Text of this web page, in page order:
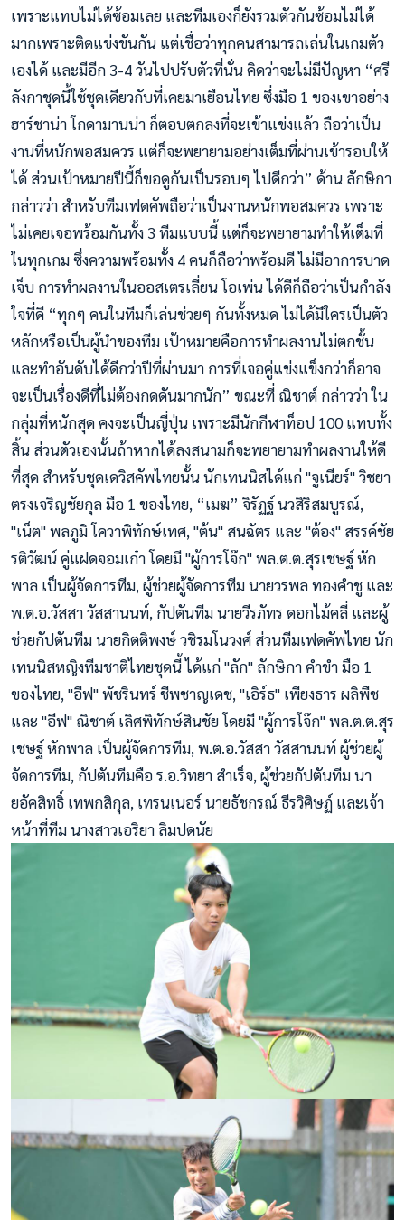
เพราะแทบไม่ได้ซ้อมเลย และทีมเองก็ยังรวมตัวกันซ้อมไม่ได้
มากเพราะติดแข่งขันกัน แต่เชื่อว่าทุกคนสามารถเล่นในเกมตัว
เองได้ และมีอีก 3-4 วันไปปรับตัวที่นั่น คิดว่าจะไม่มีปัญหา “ศรี
ลังกาชุดนี้ใช้ชุดเดียวกับที่เคยมาเยือนไทย ซึ่งมือ 1 ของเขาอย่าง
ฮาร์ชาน่า โกดามานน่า ก็ตอบตกลงที่จะเข้าแข่งแล้ว ถือว่าเป็น
งานที่หนักพอสมควร แต่ก็จะพยายามอย่างเต็มที่ผ่านเข้ารอบให้
ได้ ส่วนเป้าหมายปีนี้ก็ขอดูกันเป็นรอบๆ ไปดีกว่า” ด้าน ลักษิกา
กล่าวว่า สำหรับทีมเฟดคัพถือว่าเป็นงานหนักพอสมควร เพราะ
ไม่เคยเจอพร้อมกันทั้ง 3 ทีมแบบนี้ แต่ก็จะพยายามทำให้เต็มที่
ในทุกเกม ซึ่งความพร้อมทั้ง 4 คนก็ถือว่าพร้อมดี ไม่มีอาการบาด
เจ็บ การทำผลงานในออสเตรเลี่ยน โอเพ่น ได้ดีก็ถือว่าเป็นกำลัง
ใจที่ดี “ทุกๆ คนในทีมก็เล่นช่วยๆ กันทั้งหมด ไม่ได้มีใครเป็นตัว
หลักหรือเป็นผู้นำของทีม เป้าหมายคือการทำผลงานไม่ตกชั้น
และทำอันดับได้ดีกว่าปีที่ผ่านมา การที่เจอคู่แข่งแข็งกว่าก็อาจ
จะเป็นเรื่องดีที่ไม่ต้องกดดันมากนัก” ขณะที่ ณิชาต์ กล่าวว่า ใน
กลุ่มที่หนักสุด คงจะเป็นญี่ปุ่น เพราะมีนักกีฬาท็อป 100 แทบทั้ง
สิ้น ส่วนตัวเองนั้นถ้าหากได้ลงสนามก็จะพยายามทำผลงานให้ดี
ที่สุด สำหรับชุดเดวิสคัพไทยนั้น นักเทนนิสได้แก่ "จูเนียร์" วิชยา
ตรงเจริญชัยกุล มือ 1 ของไทย, “เมฆ” จิรัฏฐ์ นวสิริสมบูรณ์,
"เน็ต" พลภูมิ โควาพิทักษ์เทศ, "ต้น" สนฉัตร และ "ต้อง" สรรค์ชัย
รติวัฒน์ คู่แฝดจอมเก๋า โดยมี "ผู้การโจ๊ก" พล.ต.ต.สุรเชษฐ์ หัก
พาล เป็นผู้จัดการทีม, ผู้ช่วยผู้จัดการทีม นายวรพล ทองคำชู และ
พ.ต.อ.วัสสา วัสสานนท์, กัปตันทีม นายวีรภัทร ดอกไม้คลี่ และผู้
ช่วยกัปตันทีม นายกิตติพงษ์ วชิรมโนวงศ์ ส่วนทีมเฟดคัพไทย นัก
เทนนิสหญิงทีมชาติไทยชุดนี้ ได้แก่ "ลัก" ลักษิกา คำขำ มือ 1
ของไทย, "อีฟ" พัชรินทร์ ชีพชาญเดช, "เอิร์ธ" เพียงธาร ผลิพืช
และ "อีฟ" ณิชาต์ เลิศพิทักษ์สินชัย โดยมี "ผู้การโจ๊ก" พล.ต.ต.สุร
เชษฐ์ หักพาล เป็นผู้จัดการทีม, พ.ต.อ.วัสสา วัสสานนท์ ผู้ช่วยผู้
จัดการทีม, กัปตันทีมคือ ร.อ.วิทยา สำเร็จ, ผู้ช่วยกัปตันทีม นา
ยอัคสิทธิ์ เทพกสิกุล, เทรนเนอร์ นายธัชกรณ์ ธีรวิศิษฏ์ และเจ้า
หน้าที่ทีม นางสาวเอริยา ลิมปดนัย